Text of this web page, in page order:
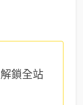
解鎖全站